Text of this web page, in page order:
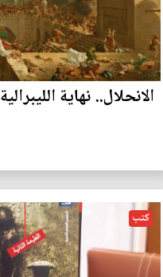
الانحلال.. نهاية الليبرالية
كتب